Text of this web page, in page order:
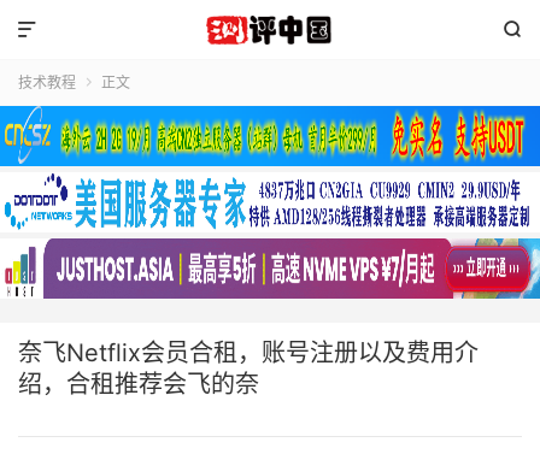


技术教程  正文
奈飞Netflix会员合租，账号注册以及费用介
绍，合租推荐会飞的奈